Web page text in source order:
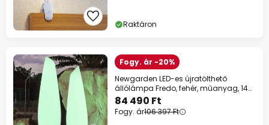
Raktáron
Fogy. ár -20%
Newgarden LED-es újratölthető
állólámpa Fredo, fehér, műanyag, 140
cm
84 490 Ft
Fogy. ár106 397 Ft